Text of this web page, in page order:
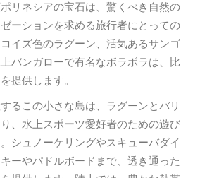
リネシアの宝石は、驚くべき自然の
ーションを求める旅行者にとっての
イズ色のラグーン、活気あるサンゴ
バンガローで有名なボラボラは、比
提供します。
るこの小さな島は、ラグーンとバリ
、水上スポーツ愛好者のための遊び
シュノーケリングやスキューバダイ
ーやパドルボードまで、透き通った